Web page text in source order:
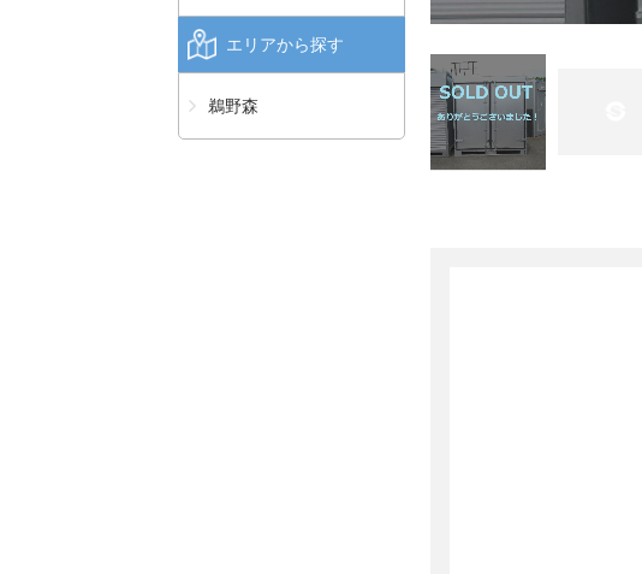
エリアから探す
鵜野森